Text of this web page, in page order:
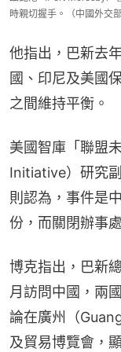
時親切握手。（中國外交部
他指出，巴新去
國、印尼及美國
之間維持平衡。
美國智庫「聯盟
Initiative）研究
則認為，事件是
份，而關閉辦事
博克指出，巴新
月訪問中國，兩
論在廣州（
及貿易博覽會，